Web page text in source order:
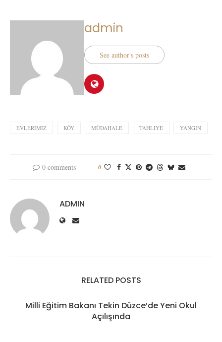
admin
See author's posts
EVLERIMIZ KÖY MÜDAHALE TAHLIYE YANGIN
0 comments 0
ADMIN
RELATED POSTS
Milli Eğitim Bakanı Tekin Düzce’de Yeni Okul
Açılışında